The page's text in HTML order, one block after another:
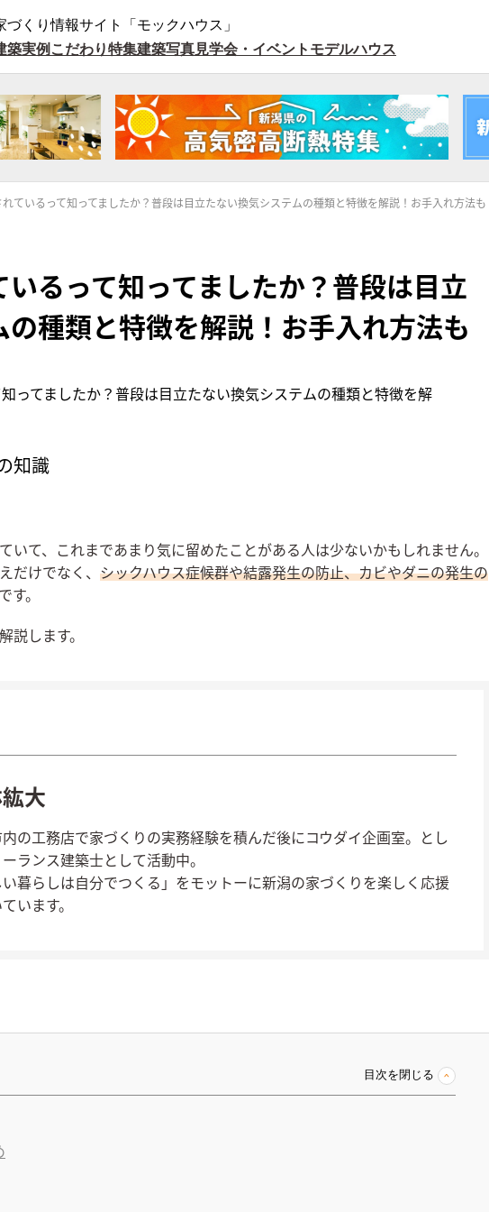
づくり情報サイト「モックハウス」
築実例 こだわり特集建築写真見学会・イベント モデルハウス
ているって知ってましたか？普段は目立たない換気システムの種類と特徴を解説！お手入れ方法も
いるって知ってましたか？普段は目立
の種類と特徴を解説！お手入れ方法も
知識
いて、これまであまり気に留めたことがある人は少ないかもしれません。
だけでなく、 シックハウス症候群や結露発生の防止、カビやダニの発生の
す。
説します。
大
の工務店で家づくりの実務経験を積んだ後にコウダイ企画室。とし
ランス建築士として活動中。
い暮らしは自分でつくる」をモットーに新潟の家づくりを楽しく応援
います。
目次を閉じる